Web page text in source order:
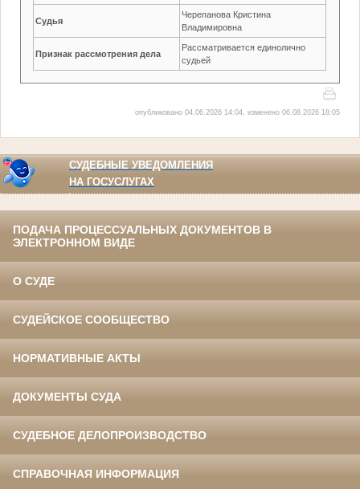
Судья
Черепанова Кристина
Владимировна
Признак рассмотрения дела
Рассматривается единолично
судьей
опубликовано 04.06.2026 14:04, изменено 06.08.2026 18:05
СУДЕБНЫЕ УВЕДОМЛЕНИЯ
НА ГОСУСЛУГАХ
ПОДАЧА ПРОЦЕССУАЛЬНЫХ ДОКУМЕНТОВ В
ЭЛЕКТРОННОМ ВИДЕ
О СУДЕ
СУДЕЙСКОЕ СООБЩЕСТВО
НОРМАТИВНЫЕ АКТЫ
ДОКУМЕНТЫ СУДА
СУДЕБНОЕ ДЕЛОПРОИЗВОДСТВО
СПРАВОЧНАЯ ИНФОРМАЦИЯ